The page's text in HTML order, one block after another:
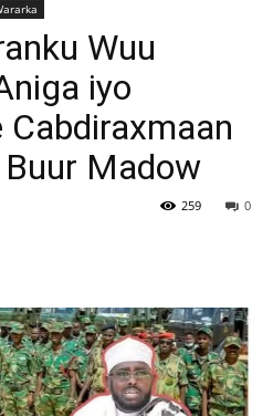
News
Wuu
iyo
Madow
0
259